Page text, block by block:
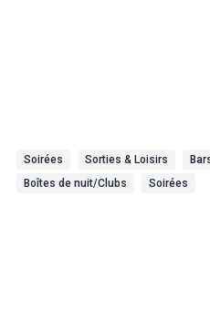
Soirées Sorties & Loisirs
Boîtes de nuit/Clubs
Soirées